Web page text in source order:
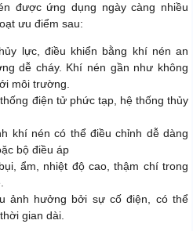
được ứng dụng ngày càng nhiều
ưu điểm sau:
lực, điều khiển bằng khí nén an
dễ cháy. Khí nén gần như không
môi trường.
điện tử phức tạp, hệ thống thủy
khí nén có thể điều chỉnh dễ dàng
bộ điều áp
ẩm, nhiệt độ cao, thậm chí trong
ảnh hưởng bởi sự cố điện, có thể
gian dài.